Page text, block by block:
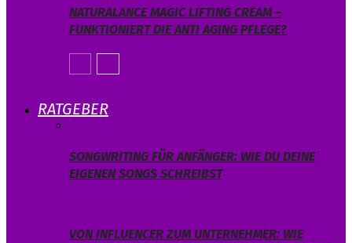
NATURALANCE MAGIC LIFTING CREAM –
FUNKTIONIERT DIE ANTI AGING PFLEGE?
RATGEBER
SONGWRITING FÜR ANFÄNGER: WIE DU DEINE
EIGENEN SONGS SCHREIBST
VON INFLUENCER ZUM UNTERNEHMER: WIE